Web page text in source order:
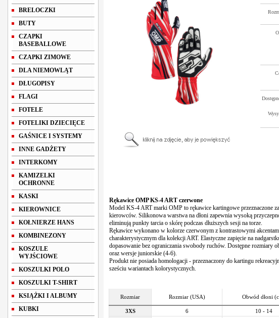
BRELOCZKI
BUTY
CZAPKI
BASEBALLOWE
CZAPKI ZIMOWE
DLA NIEMOWLĄT
DŁUGOPISY
FLAGI
FOTELE
FOTELIKI DZIECIĘCE
GAŚNICE I SYSTEMY
INNE GADŻETY
INTERKOMY
KAMIZELKI
OCHRONNE
KASKI
KIEROWNICE
KOŁNIERZE HANS
KOMBINEZONY
KOSZULE
WYJŚCIOWE
KOSZULKI POLO
KOSZULKI T-SHIRT
KSIĄŻKI I ALBUMY
KUBKI
Rękawice OMP KS-4 ART czerwone
Model KS-4 ARTmarki OMP to rękawice kartingowe przeznaczone
kierowców. Silikonowa warstwa na dłoni zapewnia wysoką
eliminują punkty tarcia o skórę podczas dłuższych sesji na torze.
Rękawice wykonano w kolorze czerwonym z kontrastowymi
charakterystycznym dla kolekcji ART. Elastyczne zapięcie na
dopasowanie bez ograniczania swobody ruchów. Dostępne rozmiary
oraz wersje juniorskie (4-6).
Produkt nie posiada homologacji - przeznaczony do kartingu
sześciu wariantach kolorystycznych.
Rozmiar Rozmiar (USA) Obwód dłoni
3XS 6 10 - 14